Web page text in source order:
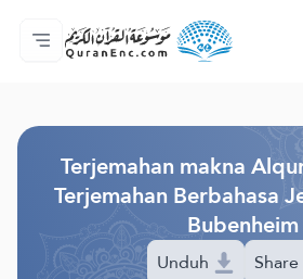
Beranda
Daftar isi terjemahan
Audio
Layanan pengembang - API
Tentang proyek ini
Hubungi kami
Bahasa
Terjemahan makna
Terjemahan Berbahasa
Bubenheim
Unduh Share